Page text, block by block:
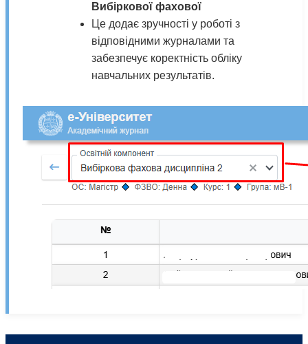
Вибіркової фахової
Це додає зручності у роботі з
відповідними журналами та
забезпечує коректність обліку
навчальних результатів.